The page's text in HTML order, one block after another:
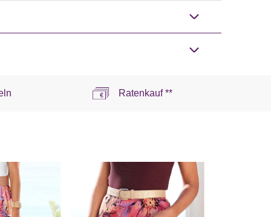
Ratenkauf **